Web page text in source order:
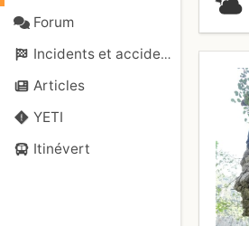
Forum
Incidents et accidents
Articles
YETI
Itinévert